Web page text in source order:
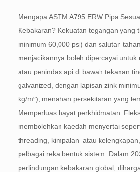
Mengapa ASTM A795 ERW Pipa
Kebakaran? Kekuatan tegangan yang
minimum 60,000 psi) dan salutan
menjadikannya boleh dipercayai untuk
atau penindas api di bawah tekanan
galvanized, dengan lapisan zink
kg/m²), menahan persekitaran yang
Memperluas hayat perkhidmatan.
membolehkan kaedah menyertai
threading, kimpalan, atau
pelbagai reka bentuk sistem. Dalam
perlindungan kebakaran global,